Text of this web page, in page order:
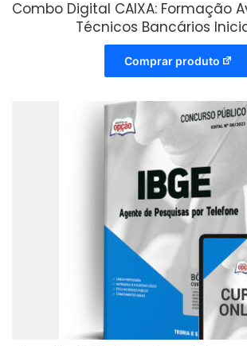
Combo Digital CAIXA: Formação
Técnicos Bancários
Comprar produto